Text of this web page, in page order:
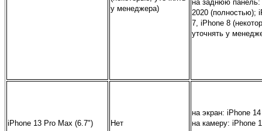
у менеджера)
на заднюю панель:
2020 (полностью);
7, iPhone 8
уточнять у
iPhone 13 Pro Max (6.7") Нет
на экран: iPhone
на камеру: iPhone